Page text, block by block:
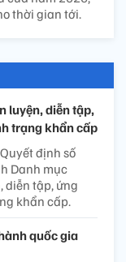
thời gian tới.
luyện, diễn tập,
trạng khẩn cấp
định số
Danh mục
diễn tập, ứng
khẩn cấp.
quốc gia